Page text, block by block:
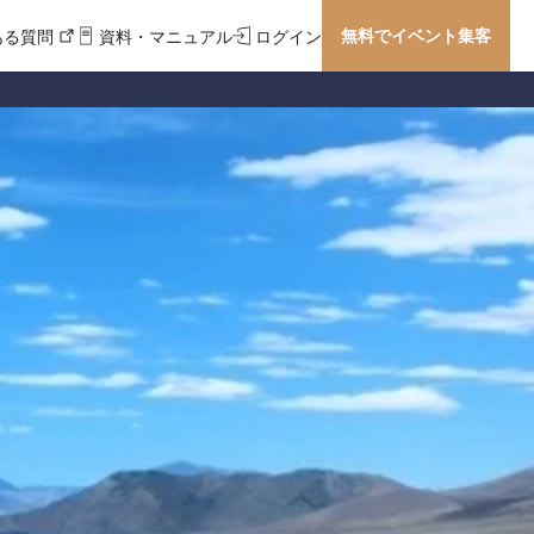
質問 資料・マニュアル ログイン 無料でイベント集客